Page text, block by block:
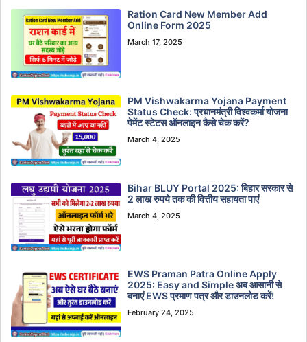
Ration Card New Member Add
Online Form 2025
March 17, 2025
PM Vishwakarma Yojana Payment
Status Check: प्रधानमंत्री विश्वकर्मा योजना
पेमेंट स्टेटस ऑनलाइन कैसे चेक करें?
March 4, 2025
Bihar BLUY Portal 2025: बिहार सरकार से
2 लाख रुपये तक की वित्तीय सहायता पाएं
March 4, 2025
EWS Praman Patra Online Apply
2025: Easy and Simple अब आसानी से
बनाएं EWS प्रमाण पत्र और डाउनलोड करें!
February 24, 2025